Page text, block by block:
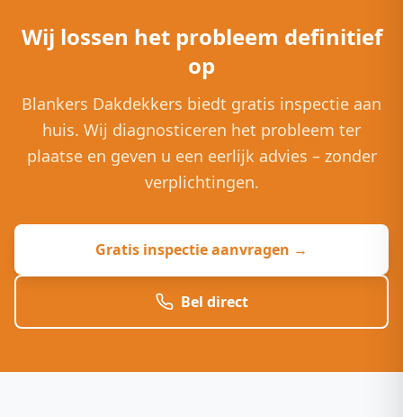
Wij lossen het probleem definitief
op
Blankers Dakdekkers biedt gratis inspectie aan
huis. Wij diagnosticeren het probleem ter
plaatse en geven u een eerlijk advies – zonder
verplichtingen.
Gratis inspectie aanvragen →
Bel direct